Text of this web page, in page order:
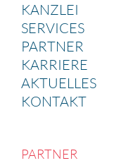
KANZLEI
SERVICES
PARTNER
KARRIERE
AKTUELLES
KONTAKT
PARTNER